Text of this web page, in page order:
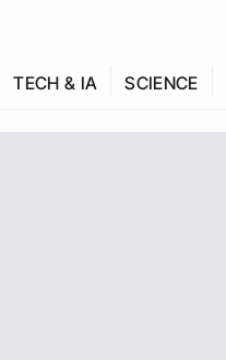
TECH & IA SCIENCE